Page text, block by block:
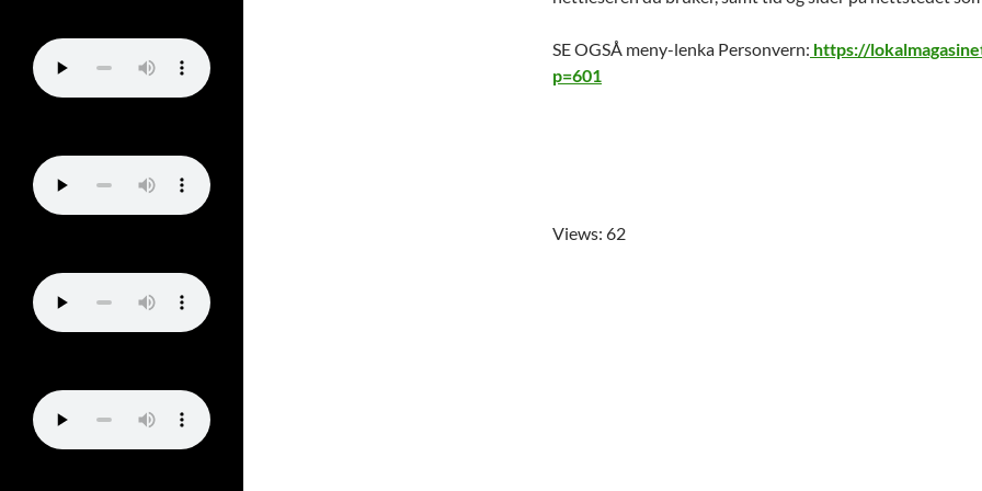
SE OGSÅ meny-lenka Personvern: https://
p=601
Views: 62